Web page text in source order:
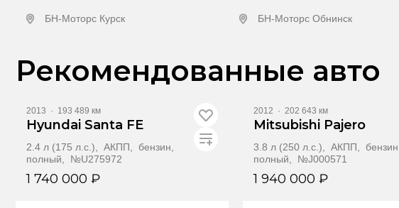
БН-Моторс Курск БН-Моторс Обнинск
Рекомендованные авто
2013 · 193 489 км
Hyundai Santa FE
2.4 л (175 л.с.), АКПП, бензин,
полный, №U275972
1 740 000 ₽
2012 · 202 643 км
Mitsubishi Pajero
3.8 л (250 л.с.), АКПП, бензин,
полный, №J000571
1 940 000 ₽